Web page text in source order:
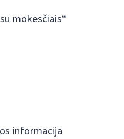
mokesčiais“
informacija